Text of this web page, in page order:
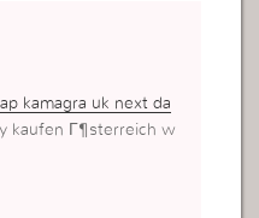
kamagra uk next da
kaufen Г¶sterreich w